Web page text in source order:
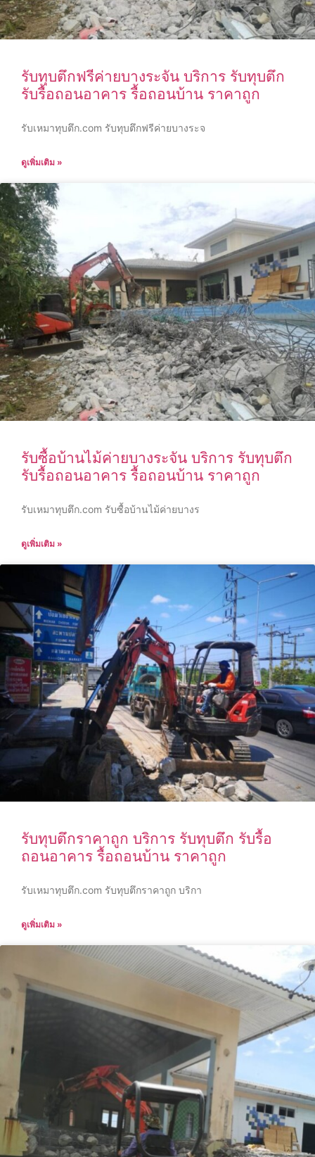
รับทุบตึกฟรีค่ายบางระจัน บริการ รับทุบตึก
รับรื้อถอนอาคาร รื้อถอนบ้าน ราคาถูก
รับเหมาทุบตึก.com รับทุบตึกฟรีค่ายบางระจ
ดูเพิ่มเติม »
รับซื้อบ้านไม้ค่ายบางระจัน บริการ รับทุบตึก
รับรื้อถอนอาคาร รื้อถอนบ้าน ราคาถูก
รับเหมาทุบตึก.com รับซื้อบ้านไม้ค่ายบางร
ดูเพิ่มเติม »
รับทุบตึกราคาถูก บริการ รับทุบตึก รับรื้อ
ถอนอาคาร รื้อถอนบ้าน ราคาถูก
รับเหมาทุบตึก.com รับทุบตึกราคาถูก บริกา
ดูเพิ่มเติม »